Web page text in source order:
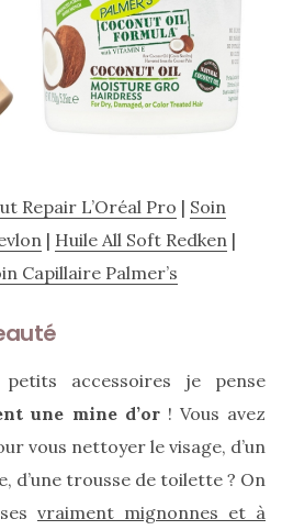
Repair L’Oréal Pro | Soin
| Huile All Soft Redken |
Capillaire Palmer’s
accessoires je pense
une mine d’or! Vous avez
vous nettoyer le visage, d’un
d’une trousse de toilette ? On
vraiment mignonnes et à